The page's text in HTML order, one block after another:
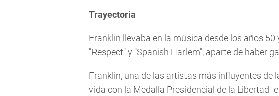
Trayectoria
Franklin llevaba en la música desde los años
"Respect" y "Spanish Harlem", aparte de haber
Franklin, una de las artistas más influyentes de
vida con la Medalla Presidencial de la Libertad